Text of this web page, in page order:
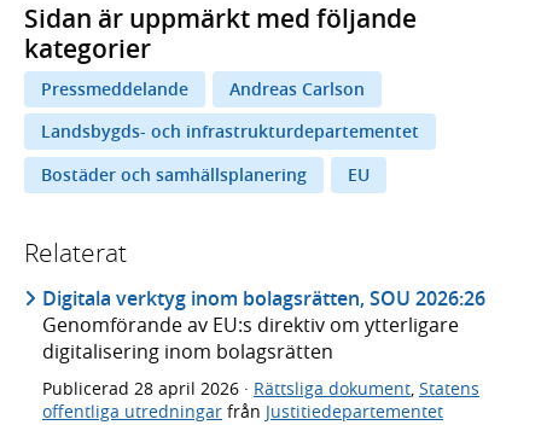
Sidan är uppmärkt med följande
kategorier
Pressmeddelande
Andreas Carlson
Landsbygds- och infrastrukturdepartementet
Bostäder och samhällsplanering
EU
Relaterat
Digitala verktyg inom bolagsrätten, SOU 2026:26
Genomförande av EU:s direktiv om ytterligare
digitalisering inom bolagsrätten
Publicerad 28 april 2026 · Rättsliga dokument, Statens
offentliga utredningar från Justitiedepartementet